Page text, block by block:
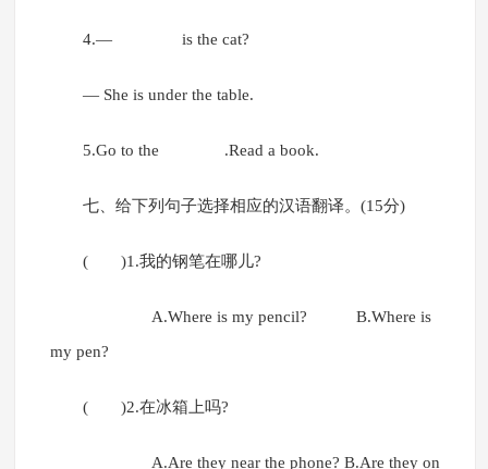
4.— is the cat?
— She is under the table.
5.Go to the .Read a book.
七、给下列句子选择相应的汉语翻译。(15分)
( )1.我的钢笔在哪儿?
A.Where is my pencil? B.Where is
my pen?
( )2.在冰箱上吗?
A.Are they near the phone? B.Are they on